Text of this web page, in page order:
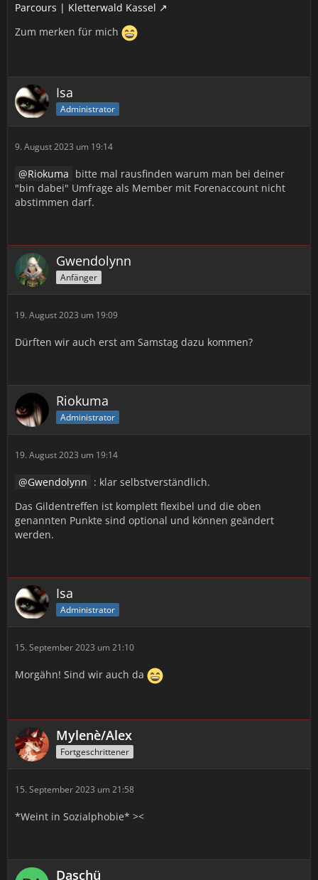
Parcours | Kletterwald Kassel
Zum merken für mich
Isa
Administrator
9. August 2023 um 19:14
Riokuma bitte mal rausfinden warum man bei deiner
"bin dabei" Umfrage als Member mit Forenaccount nicht
abstimmen darf.
Gwendolynn
Anfänger
19. August 2023 um 19:09
Dürften wir auch erst am Samstag dazu kommen?
Riokuma
Administrator
19. August 2023 um 19:14
Gwendolynn : klar selbstverständlich.
Das Gildentreffen ist komplett flexibel und die oben
genannten Punkte sind optional und können geändert
werden.
Isa
Administrator
15. September 2023 um 21:10
Morgähn! Sind wir auch da
Mylenè/Alex
Fortgeschrittener
15. September 2023 um 21:58
*Weint in Sozialphobie* ><
Daschü